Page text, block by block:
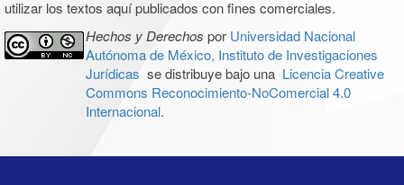
utilizar los textos aquí publicados con fines comerciales.
Hechos y Derechos por Universidad Nacional
Autónoma de México, Instituto de Investigaciones
Jurídicas se distribuye bajo una Licencia Creative
Commons Reconocimiento-NoComercial 4.0
Internacional.